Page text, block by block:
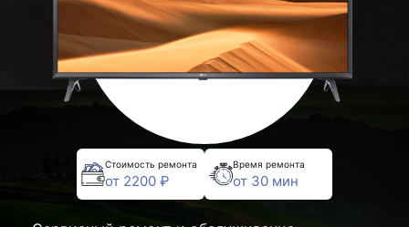
Стоимость ремонта
от 2200 ₽
Время ремонта
от 30 мин